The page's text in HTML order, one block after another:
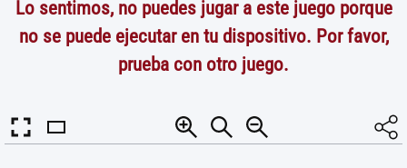
Lo sentimos, no puedes jugar a este juego porque
no se puede ejecutar en tu dispositivo. Por favor,
prueba con otro juego.